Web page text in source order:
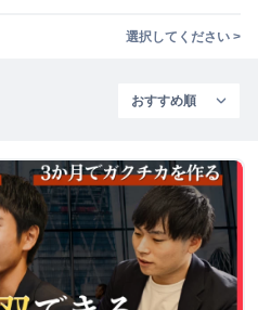
選択してください >